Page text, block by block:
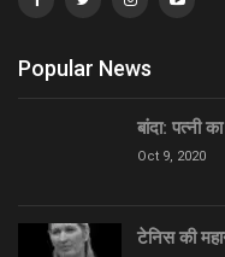
Popular News
बांदा: पत्नी
Oct 9, 2020
टेनिस की